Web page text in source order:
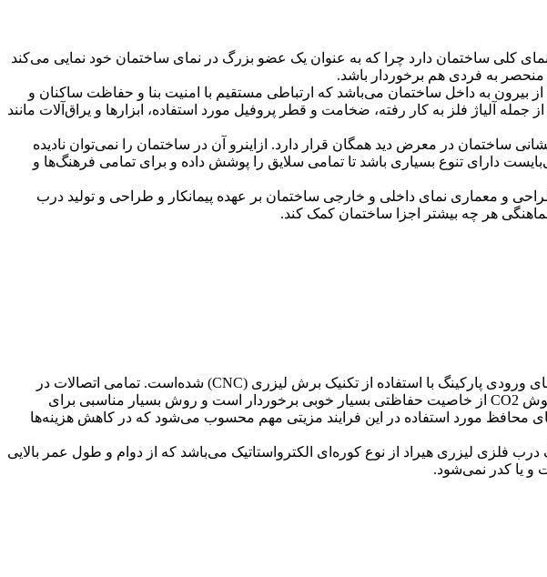
نمای کلی ساختمان دارد چرا که به عنوان یک عضو بزرگ در نمای ساختمان خود نمایی می‌کند
منحصر به فردی هم برخوردار باشد.
از بیرون به داخل ساختمان می‌باشد که ارتباطی مستقیم با امنیت بنا و حفاظت ساکنان و
آلیاژ فلز به کار رفته، ضخامت و قطر پروفیل مورد استفاده، ابزارها و یراق‌آلات مانند
ساختمان در معرض دید همگان قرار دارد. ازاینرو آن در ساختمان را نمی‌توان نادیده
دارای تنوع بسیاری باشد تا تمامی سلایق را پوشش داده و برای تمامی فرهنگ‌ها و
و معماری نمای داخلی و خارجی ساختمان بر عهده پیمانکار و طراحی و تولید درب
هر چه بیشتر اجزا ساختمان کمک کند.
شرکت هیراد با به کارگیری دانش روز و استفاده از نیروی کار حرفه‌ای و کارآزموده، موفق به تولید نسل جدید درب‌های ورودی پارکینگ با استفاده از تکنیک برش لیزری (CNC) شده‌است. تمامی اتصالات در
درب دولنگه فلزی لیزری هیراد، از نوع جوش CO2 بوده که در تولید سازه‌‌ای با کیفیت و مرغوب بسیار موثر است. جوش CO2 از خاصیت حفاظتی بسیار خوبی برخوردار است و روش بسیار مناسبی برای
محافظ مورد استفاده در این فرایند مزیتی مهم محسوب می‌شود که در کاهش هزینه‌ها
فلزی لیزری هیراد از نوع کوره‌ای الکترواستاتیک می‌باشد که از دوام و طول عمر بالایی
و یا کدر نمی‌شود.